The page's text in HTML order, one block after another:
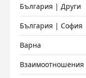
България | Други
България | София
Варна
Взаимоотношения